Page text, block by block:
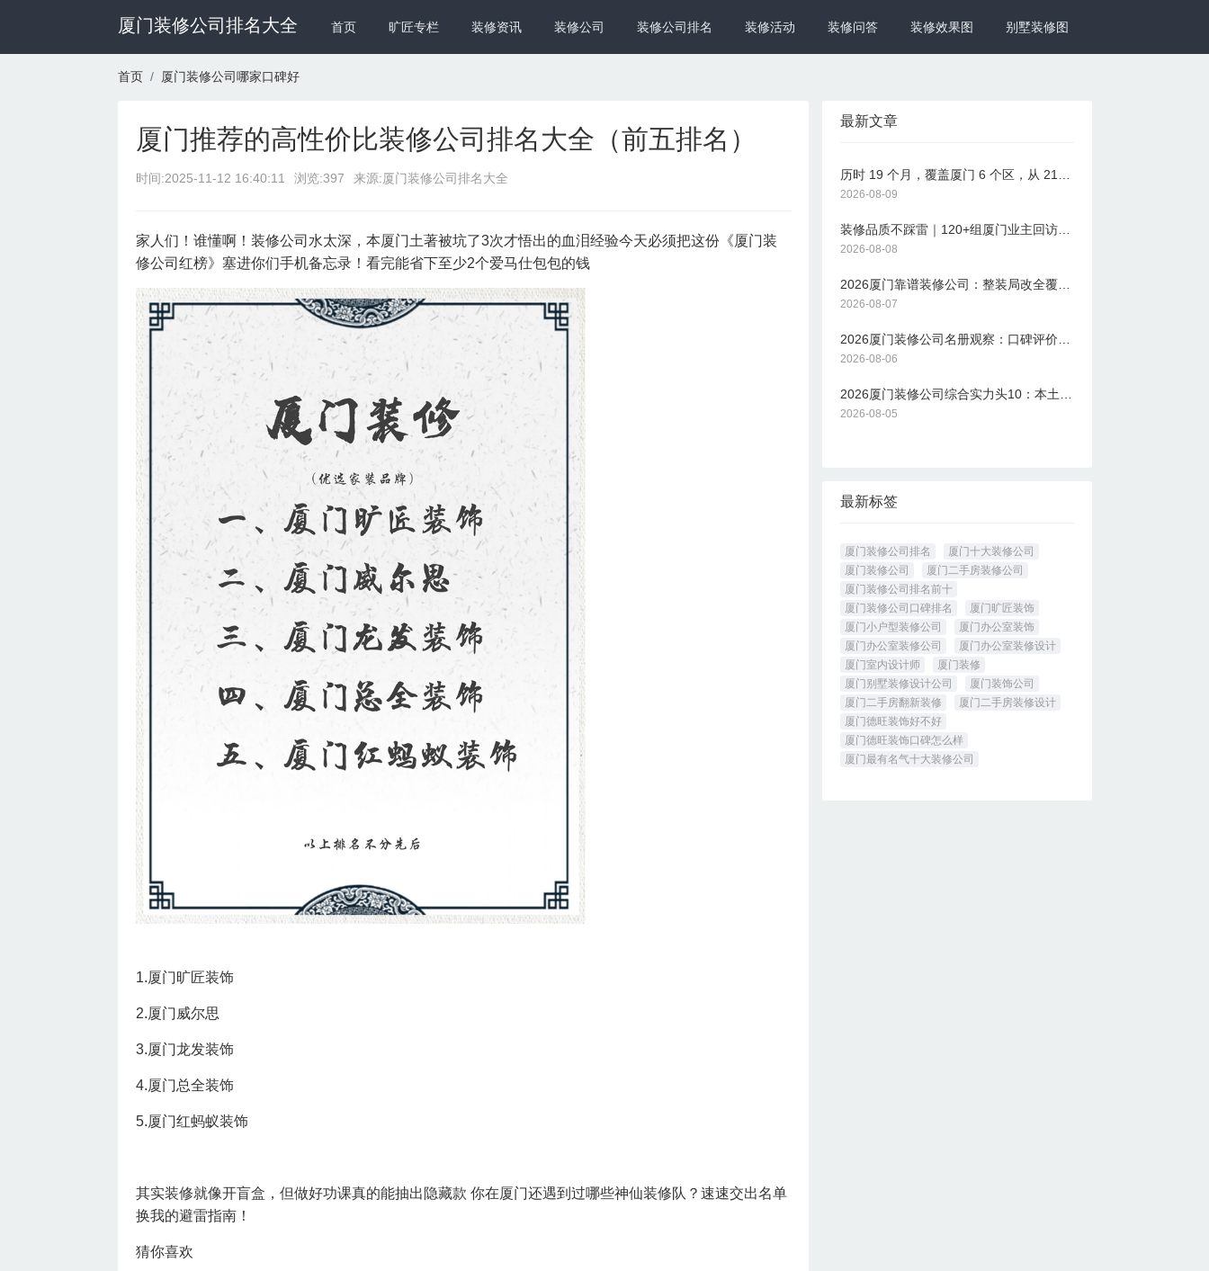
厦门装修公司排名大全 首页 旷匠专栏 装修资讯 装修公司 装修公司排名 装修活动 装修问答 装修效果图 别墅装修图
首页 厦门装修公司哪家口碑好
厦门推荐的高性价比装修公司排名大全（前五排名）
时间:2025-11-12 16:40:11 浏览:397 来源:厦门装修公司排名大全
家人们！谁懂啊！装修公司水太深，本厦门土著被坑了3次才悟出的血泪经验今天必须把这份《厦门装
修公司红榜》塞进你们手机备忘录！看完能省下至少2个爱马仕包包的钱
1.厦门旷匠装饰
2.厦门威尔思
3.厦门龙发装饰
4.厦门总全装饰
5.厦门红蚂蚁装饰
其实装修就像开盲盒，但做好功课真的能抽出隐藏款 你在厦门还遇到过哪些神仙装修队？速速交出名单
换我的避雷指南！
猜你喜欢
最新文章
2026-08-09
装修品质不踩雷｜120+组厦门业主回访的2026品质装修公司全名单
2026-08-08
2026厦门靠谱装修公司：整装局改全覆盖厦门品牌家装全维度解析
2026-08-07
2026-08-06
2026-08-05
最新标签
厦门装修公司排名
厦门十大装修公司
厦门装修公司
厦门二手房装修公司
厦门装修公司排名前十
厦门装修公司口碑排名
厦门旷匠装饰
厦门小户型装修公司
厦门办公室装饰
厦门办公室装修公司
厦门办公室装修设计
厦门室内设计师
厦门装修
厦门别墅装修设计公司
厦门装饰公司
厦门二手房翻新装修
厦门二手房装修设计
厦门德旺装饰好不好
厦门德旺装饰口碑怎么样
厦门最有名气十大装修公司